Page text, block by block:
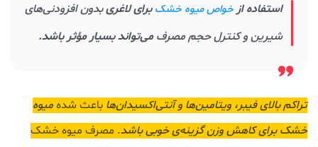
استفاده ازخواص میوه خشکبرای لاغریبدون افزودنی‌های
شیرین و کنترل حجم مصرفمی‌تواند بسیار مؤثر باشد.
تراکم بالای فیبر، ویتامین‌ها و آنتی‌اکسیدان‌ها باعث شدهمیوه
خشک برای کاهش وزن گزینه‌ی خوبی باشد. مصرف میوه خشک